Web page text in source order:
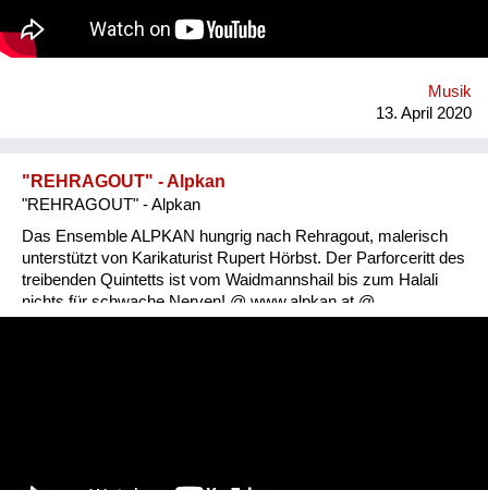
Musik
13. April 2020
"REHRAGOUT" - Alpkan
"REHRAGOUT" - Alpkan
Das Ensemble ALPKAN hungrig nach Rehragout, malerisch
unterstützt von Karikaturist Rupert Hörbst. Der Parforceritt des
treibenden Quintetts ist vom Waidmannshail bis zum Halali
nichts für schwache Nerven! @ www.alpkan.at @